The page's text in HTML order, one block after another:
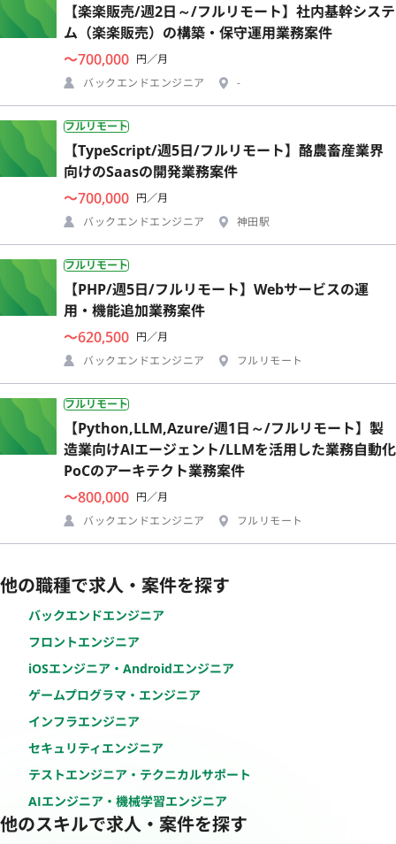
【楽楽販売/週2日～/フルリモート】社内基幹システ
ム（楽楽販売）の構築・保守運用業務案件
〜700,000 円／月
バックエンドエンジニア
-
フルリモート
【TypeScript/週5日/フルリモート】酪農畜産業界
向けのSaasの開発業務案件
〜700,000 円／月
バックエンドエンジニア
神田駅
フルリモート
【PHP/週5日/フルリモート】Webサービスの運
用・機能追加業務案件
〜620,500 円／月
バックエンドエンジニア
フルリモート
フルリモート
【Python,LLM,Azure/週1日～/フルリモート】製
造業向けAIエージェント/LLMを活用した業務自動化
PoCのアーキテクト業務案件
〜800,000 円／月
バックエンドエンジニア
フルリモート
他の職種で求人・案件を探す
バックエンドエンジニア
フロントエンジニア
iOSエンジニア・Androidエンジニア
ゲームプログラマ・エンジニア
インフラエンジニア
セキュリティエンジニア
テストエンジニア・テクニカルサポート
AIエンジニア・機械学習エンジニア
他のスキルで求人・案件を探す